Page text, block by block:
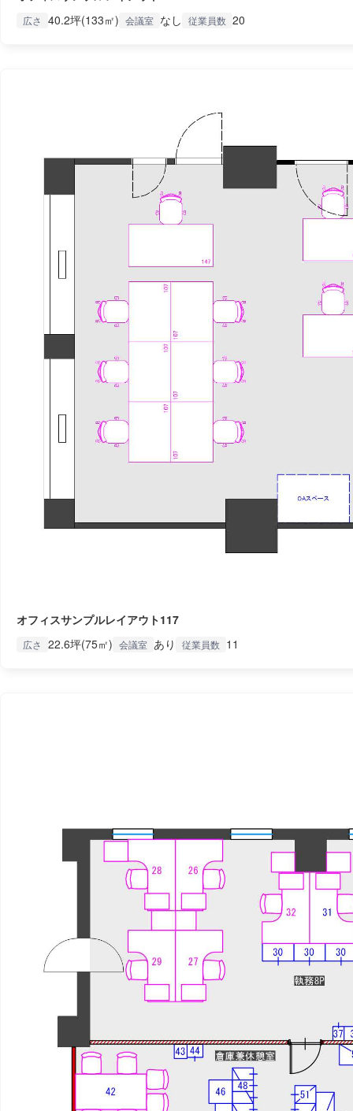
広さ 40.2坪(133㎡) 会議室 なし 従業員数 20
オフィスサンプルレイアウト117
広さ 22.6坪(75㎡) 会議室 あり 従業員数 11